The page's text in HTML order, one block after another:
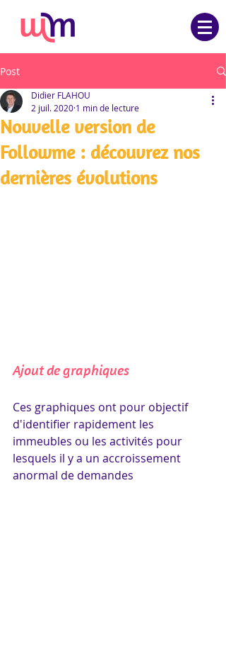
Post
Nouvelle version de
Followme : découvrez nos
dernières évolutions
Didier FLAHOU
2 juil. 2020 1 min de lecture
Ajout de graphiques
Ces graphiques ont pour objectif
d'identifier rapidement les
immeubles ou les activités pour
lesquels il y a un accroissement
anormal de demandes